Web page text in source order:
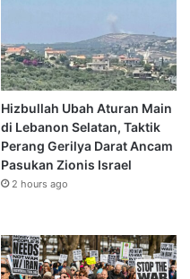
Hizbullah Ubah Aturan Main
di Lebanon Selatan, Taktik
Perang Gerilya Darat Ancam
Pasukan Zionis Israel
2 hours ago